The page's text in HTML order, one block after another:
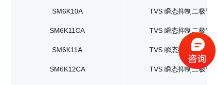
SM6K10A TVS 瞬态抑制二极管
SM6K11CA TVS 瞬态抑制二极管
SM6K11A TVS 瞬态抑制二极管
SM6K12CA TVS 瞬态抑制二极管